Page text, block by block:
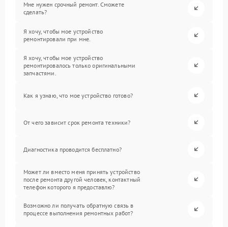
Мне нужен срочный ремонт. Сможете
сделать?
Я хочу, чтобы мое устройство
ремонтировали при мне.
Я хочу, чтобы мое устройство
ремонтировалось только оригинальными
запчастями.
Как я узнаю, что мое устройство готово?
От чего зависит срок ремонта техники?
Диагностика проводится бесплатно?
Может ли вместо меня принять устройство
после ремонта другой человек, контактный
телефон которого я предоставлю?
Возможно ли получать обратную связь в
процессе выполнения ремонтных работ?